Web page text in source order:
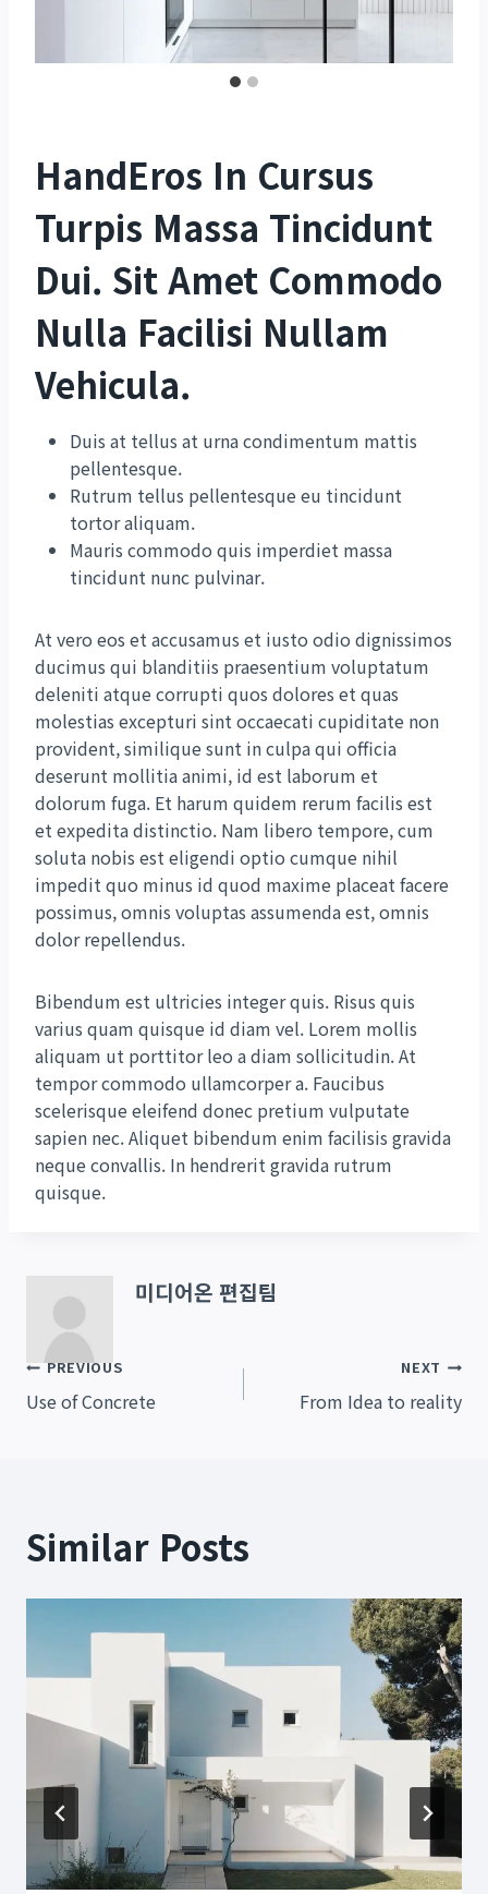
HandEros In Cursus
Turpis Massa Tincidunt
Dui. Sit Amet Commodo
Nulla Facilisi Nullam
Vehicula.
Duis at tellus at urna condimentum mattis
pellentesque.
Rutrum tellus pellentesque eu tincidunt
tortor aliquam.
Mauris commodo quis imperdiet massa
tincidunt nunc pulvinar.
At vero eos et accusamus et iusto odio dignissimos
ducimus qui blanditiis praesentium voluptatum
deleniti atque corrupti quos dolores et quas
molestias excepturi sint occaecati cupiditate non
provident, similique sunt in culpa qui officia
deserunt mollitia animi, id est laborum et
dolorum fuga. Et harum quidem rerum facilis est
et expedita distinctio. Nam libero tempore, cum
soluta nobis est eligendi optio cumque nihil
impedit quo minus id quod maxime placeat facere
possimus, omnis voluptas assumenda est, omnis
dolor repellendus.
Bibendum est ultricies integer quis. Risus quis
varius quam quisque id diam vel. Lorem mollis
aliquam ut porttitor leo a diam sollicitudin. At
tempor commodo ullamcorper a. Faucibus
scelerisque eleifend donec pretium vulputate
sapien nec. Aliquet bibendum enim facilisis gravida
neque convallis. In hendrerit gravida rutrum
quisque.
미디어온 편집팀
글PREVIOUS
Use of Concrete
NEXT
From Idea to reality
Similar Posts